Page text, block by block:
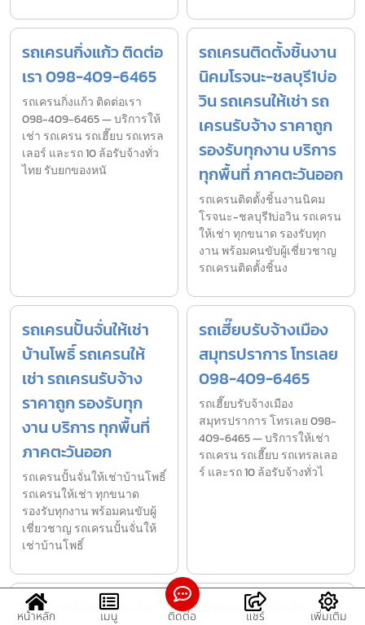
รถเครนกิ่งแก้ว ติดต่อ
เรา 098-409-6465
รถเครนกิ่งแก้ว ติดต่อเรา
098-409-6465 — บริการให้
เช่า รถเครน รถเฮี๊ยบ รถเทรล
เลอร์ และรถ 10 ล้อรับจ้างทั่ว
ไทย รับยกของหนั
รถเครนติดตั้งชิ้นงาน
นิคมโรจนะ-ชลบุรี1บ่อ
วิน รถเครนให้เช่า รถ
เครนรับจ้าง ราคาถูก
รองรับทุกงาน บริการ
ทุกพื้นที่ ภาคตะวันออก
รถเครนติดตั้งชิ้นงานนิคม
โรจนะ-ชลบุรี1บ่อวิน รถเครน
ให้เช่า ทุกขนาด รองรับทุก
งาน พร้อมคนขับผู้เชี่ยวชาญ
รถเครนติดตั้งชิ้นง
รถเครนปั้นจั่นให้เช่า
บ้านโพธิ์ รถเครนให้
เช่า รถเครนรับจ้าง
ราคาถูก รองรับทุก
งาน บริการ ทุกพื้นที่
ภาคตะวันออก
รถเครนปั้นจั่นให้เช่าบ้านโพธิ์
รถเครนให้เช่า ทุกขนาด
รองรับทุกงาน พร้อมคนขับผู้
เชี่ยวชาญ รถเครนปั้นจั่นให้
เช่าบ้านโพธิ์
รถเฮี๊ยบรับจ้างเมือง
สมุทรปราการ โทรเลย
098-409-6465
รถเฮี๊ยบรับจ้างเมือง
สมุทรปราการ โทรเลย 098-
409-6465 — บริการให้เช่า
รถเครน รถเฮี๊ยบ รถเทรลเลอ
ร์ และรถ 10 ล้อรับจ้างทั่วไ
รถเครนให้เช่า 25 ตัน
รถเครนปั้นจั่นรับจ้าง
หน้าหลัก เมนู ติดต่อ แชร์ เพิ่มเติม